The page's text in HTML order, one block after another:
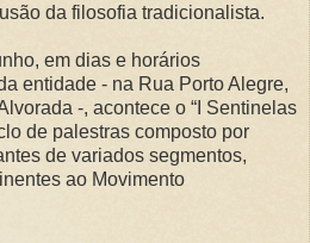
da filosofia tradicionalista.
em dias e horários
entidade - na Rua Porto Alegre,
-, acontece o “I Sentinelas
de palestras composto por
de variados segmentos,
ao Movimento